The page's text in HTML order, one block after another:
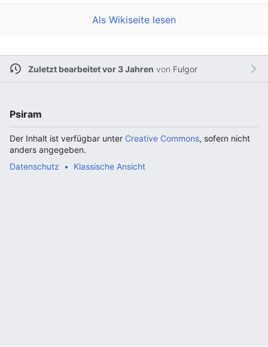
Als Wikiseite lesen
Zuletzt bearbeitet vor 3 Jahren von Fulgor
Psiram
Der Inhalt ist verfügbar unter Creative Commons, sofern nicht
anders angegeben.
Datenschutz
Klassische Ansicht